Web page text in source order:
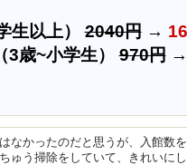
生以上）2040円→
3歳~小学生）970円→
なかったのだと思うが、入館数を
ゅう掃除をしていて、きれいにし